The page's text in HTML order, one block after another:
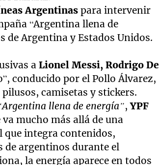
Argentinas para intervenir
“Argentina llena de
de Argentina y Estados Unidos.
aLionel Messi, Rodrigo De
conducido por el Pollo Álvarez,
camisetas y stickers.
llena de energía”,YPF
mucho más allá de una
integra contenidos,
de argentinos durante el
la energía aparece en todos